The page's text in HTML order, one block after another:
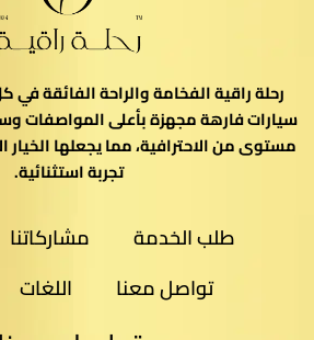
رحلة راقية الفخامة والراحة الفائقة
سيارات فارهة مجهزة بأعلى المواصفات
مستوى من الاحترافية، مما يجعلها
تجربة استثنائية.
طلب الخدمة مشاركاتنا
تواصل معنا
اللغات